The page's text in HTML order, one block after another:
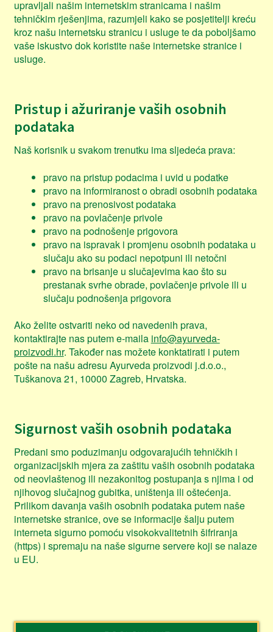
upravljali našim internetskim stranicama i našim
tehničkim rješenjima, razumjeli kako se posjetitelji kreću
kroz našu internetsku stranicu i usluge te da poboljšamo
vaše iskustvo dok koristite naše internetske stranice i
usluge.
Pristup i ažuriranje vaših osobnih
podataka
Naš korisnik u svakom trenutku ima sljedeća prava:
pravo na pristup podacima i uvid u podatke
pravo na informiranost o obradi osobnih podataka
pravo na prenosivost podataka
pravo na povlačenje privole
pravo na podnošenje prigovora
pravo na ispravak i promjenu osobnih podataka u
slučaju ako su podaci nepotpuni ili netočni
pravo na brisanje u slučajevima kao što su
prestanak svrhe obrade, povlačenje privole ili u
slučaju podnošenja prigovora
Ako želite ostvariti neko od navedenih prava,
kontaktirajte nas putem e-maila info@ayurveda-
proizvodi.hr. Također nas možete konktatirati i putem
pošte na našu adresu Ayurveda proizvodi j.d.o.o.,
Tuškanova 21, 10000 Zagreb, Hrvatska.
Sigurnost vaših osobnih podataka
Predani smo poduzimanju odgovarajućih tehničkih i
organizacijskih mjera za zaštitu vaših osobnih podataka
od neovlaštenog ili nezakonitog postupanja s njima i od
njihovog slučajnog gubitka, uništenja ili oštećenja.
Prilikom davanja vaših osobnih podataka putem naše
internetske stranice, ove se informacije šalju putem
interneta sigurno pomoću visokokvalitetnih šifriranja
(https) i spremaju na naše sigurne servere koji se nalaze
u EU.